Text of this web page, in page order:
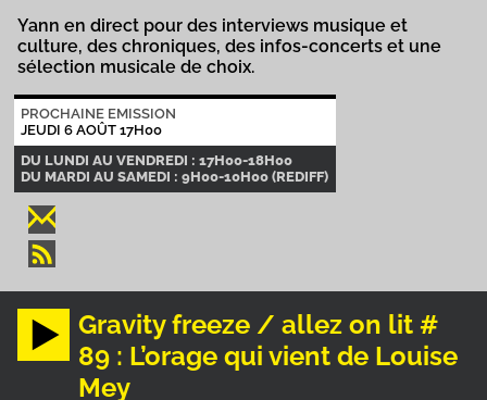
Yann en direct pour des interviews musique et
culture, des chroniques, des infos-concerts et une
sélection musicale de choix.
PROCHAINE EMISSION
JEUDI 6 AOÛT 17H00
DU LUNDI AU VENDREDI : 17H00-18H00
DU MARDI AU SAMEDI : 9H00-10H00 (REDIFF)
Gravity freeze / allez on lit #
89 : L’orage qui vient de Louise
Mey